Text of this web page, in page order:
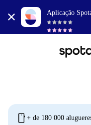
Aplicação
mobile + de 180 000